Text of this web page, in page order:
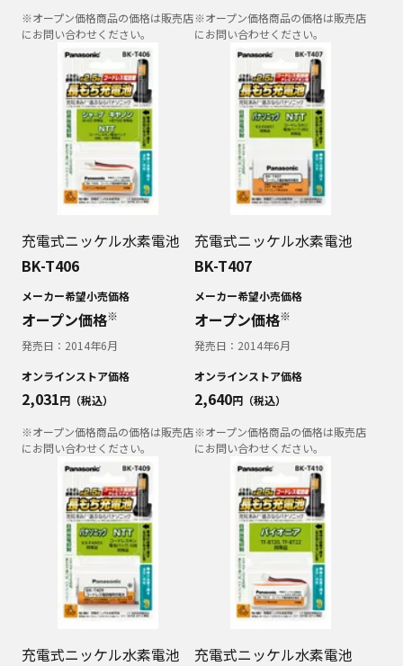
※オープン価格商品の価格は販売店
にお問い合わせください。
※オープン価格商品の価格は販売店
にお問い合わせください。
充電式ニッケル水素電池
BK-T406
メーカー希望小売価格
オープン価格※
発売日： 2014年6月
オンラインストア価格
2,031円（税込）
※オープン価格商品の価格は販売店
にお問い合わせください。
充電式ニッケル水素電池
BK-T407
メーカー希望小売価格
オープン価格※
発売日： 2014年6月
オンラインストア価格
2,640円（税込）
※オープン価格商品の価格は販売店
にお問い合わせください。
充電式ニッケル水素電池
充電式ニッケル水素電池